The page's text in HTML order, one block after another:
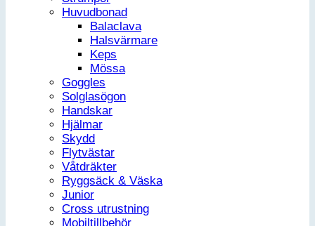
Huvudbonad
Balaclava
Halsvärmare
Keps
Mössa
Goggles
Solglasögon
Handskar
Hjälmar
Skydd
Flytvästar
Våtdräkter
Ryggsäck & Väska
Junior
Cross utrustning
Mobiltillbehör